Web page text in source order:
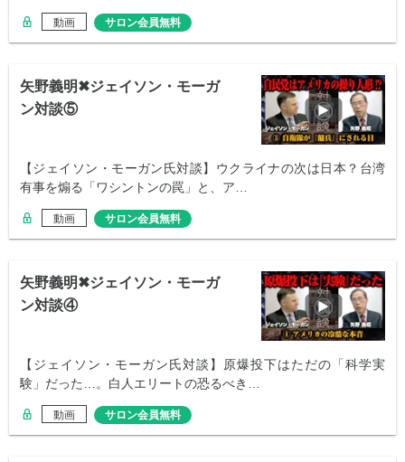
動画 サロン会員無料
矢野義明✖︎ジェイソン・モーガ
ン対談⑤
【ジェイソン・モーガン氏対談】ウクライナの次は日本？台湾
有事を煽る「ワシントンの罠」と、ア…
動画 サロン会員無料
矢野義明✖︎ジェイソン・モーガ
ン対談④
【ジェイソン・モーガン氏対談】原爆投下はただの「科学実
験」だった…。白人エリートの恐るべき…
動画 サロン会員無料